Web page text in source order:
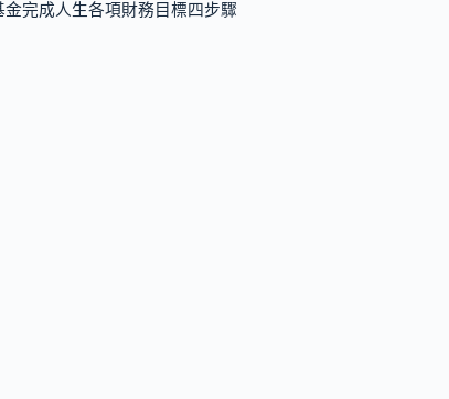
金完成人生各項財務目標四步驟